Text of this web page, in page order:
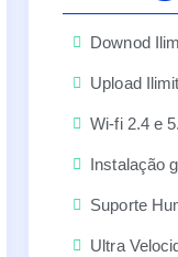
Downod
Upload
Wi-fi 2.4 e
Instalação
Suporte
Ultra